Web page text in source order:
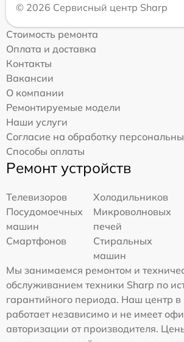
© 2026 Сервисный центр Sharp
Стоимость ремонта
Оплата и доставка
Контакты
Вакансии
О компании
Ремонтируемые модели
Наши услуги
Согласие на обработку
Способы оплаты
Ремонт устройств
Телевизоров
Холодильников
Посудомоечных
машин
Микроволновых
печей
Смартфонов
Стиральных
машин
Мы занимаемся ремонтом и
обслуживанием техники Sharp по
гарантийного периода. Наш центр
работает независимо и не имеет
авторизации от производителя.